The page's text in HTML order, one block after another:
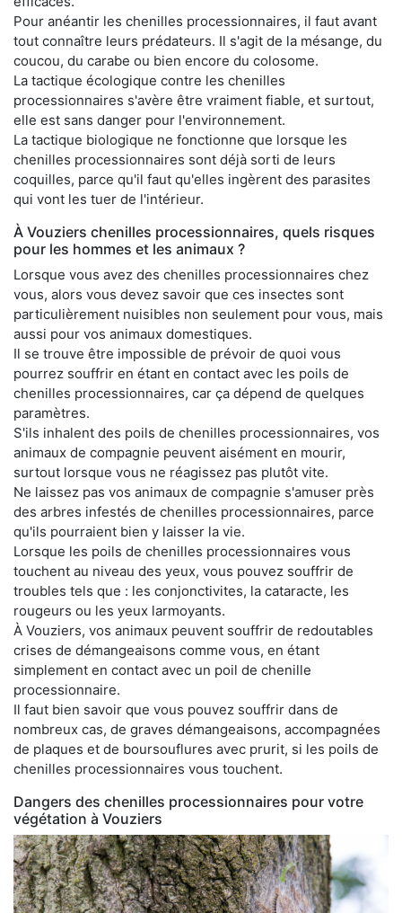
Pour anéantir les chenilles processionnaires, il faut avant
tout connaître leurs prédateurs. Il s'agit de la mésange, du
coucou, du carabe ou bien encore du colosome.
La tactique écologique contre les chenilles
processionnaires s'avère être vraiment fiable, et surtout,
elle est sans danger pour l'environnement.
La tactique biologique ne fonctionne que lorsque les
chenilles processionnaires sont déjà sorti de leurs
coquilles, parce qu'il faut qu'elles ingèrent des parasites
qui vont les tuer de l'intérieur.
À Vouziers chenilles processionnaires, quels risques
pour les hommes et les animaux ?
Lorsque vous avez des chenilles processionnaires chez
vous, alors vous devez savoir que ces insectes sont
particulièrement nuisibles non seulement pour vous, mais
aussi pour vos animaux domestiques.
Il se trouve être impossible de prévoir de quoi vous
pourrez souffrir en étant en contact avec les poils de
chenilles processionnaires, car ça dépend de quelques
paramètres.
S'ils inhalent des poils de chenilles processionnaires, vos
animaux de compagnie peuvent aisément en mourir,
surtout lorsque vous ne réagissez pas plutôt vite.
Ne laissez pas vos animaux de compagnie s'amuser près
des arbres infestés de chenilles processionnaires, parce
qu'ils pourraient bien y laisser la vie.
Lorsque les poils de chenilles processionnaires vous
touchent au niveau des yeux, vous pouvez souffrir de
troubles tels que : les conjonctivites, la cataracte, les
rougeurs ou les yeux larmoyants.
À Vouziers, vos animaux peuvent souffrir de redoutables
crises de démangeaisons comme vous, en étant
simplement en contact avec un poil de chenille
processionnaire.
Il faut bien savoir que vous pouvez souffrir dans de
nombreux cas, de graves démangeaisons, accompagnées
de plaques et de boursouflures avec prurit, si les poils de
chenilles processionnaires vous touchent.
Dangers des chenilles processionnaires pour votre
végétation à Vouziers